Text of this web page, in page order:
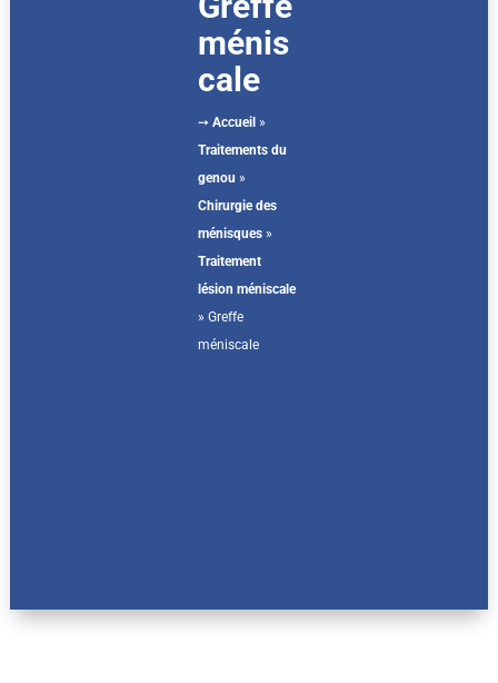
ménis
cale
➙Accueil »
Traitements du
genou »
Chirurgie des
ménisques »
Traitement
lésion méniscale
»Greffe
méniscale